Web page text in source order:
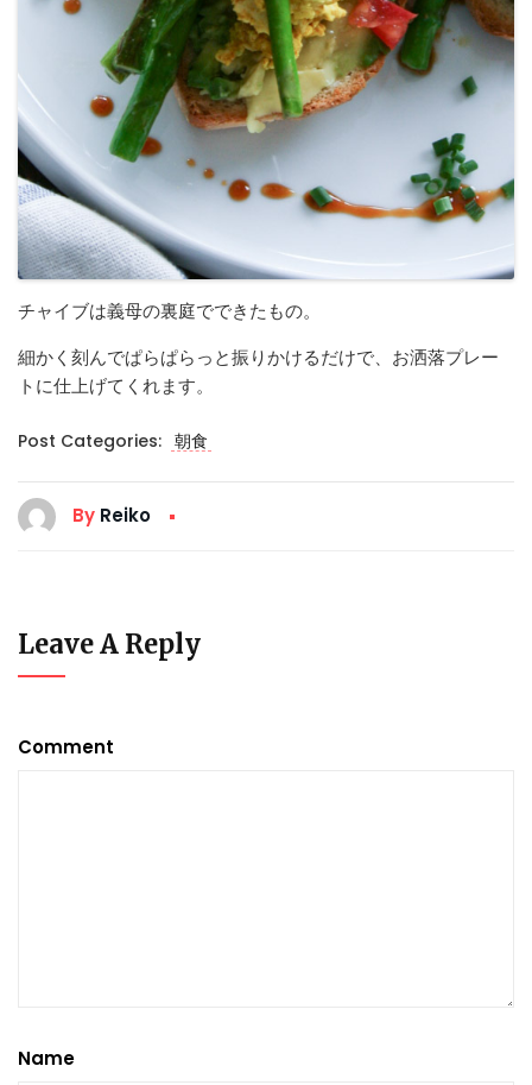
チャイブは義母の裏庭でできたもの。
細かく刻んでぱらぱらっと振りかけるだけで、お洒落プレー
トに仕上げてくれます。
Post Categories: 朝食
By Reiko
Leave A Reply
Comment
Name